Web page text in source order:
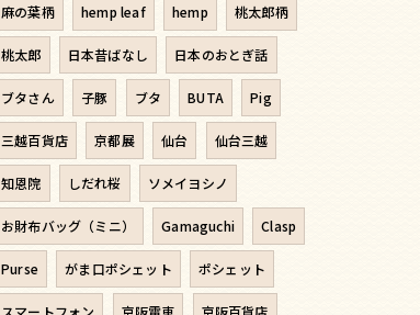
麻の葉柄 hemp leaf hemp 桃太郎柄
桃太郎 日本昔ばなし 日本のおとぎ話
ブタさん 子豚 ブタ BUTA Pig
三越百貨店 京都展 仙台 仙台三越
知恩院 しだれ桜 ソメイヨシノ
お財布バッグ（ミニ） Gamaguchi Clasp
Purse がま口ポシェット ポシェット
スマートフォン 京阪電車 京阪百貨店